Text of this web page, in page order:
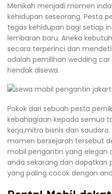
Menikah menjadi momen
kehidupan seseorang. Pesta
tegas kehidupan bagi setiap
lembaran baru. Aneka
secara terperinci dan
adalah pemilihan wedding
hendak disewa.
Pokok dari sebuah pesta
kebahagiaan kepada semua
kerja,mitra bisnis dan
momen bersejarah tersebut
mobil pengantin yang elegan
anda sekarang dan dapatkan
yang paling cocok dengan